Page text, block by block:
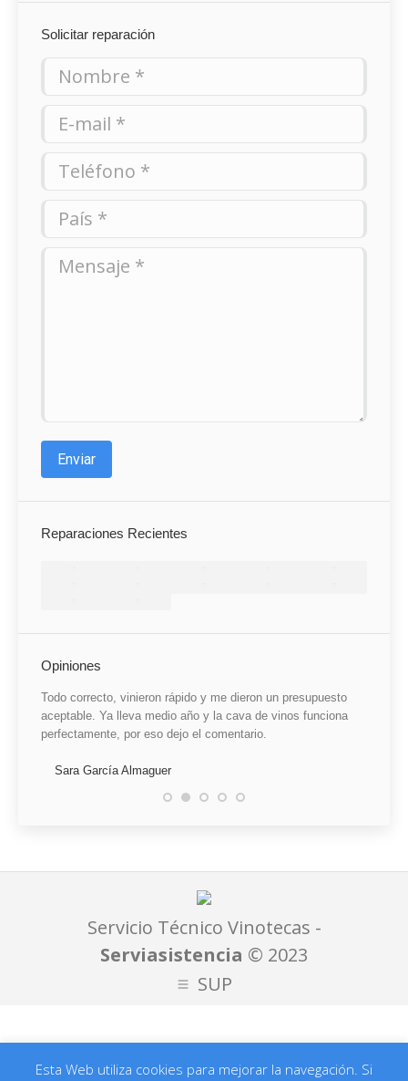
Solicitar reparación
Teléfono *
Enviar
Reparaciones Recientes
Opiniones
Todo correcto, vinieron rápido y me dieron un presupuesto
aceptable. Ya lleva medio año y la cava de vinos funciona
perfectamente, por eso dejo el comentario.
Sara García Almaguer
Servicio Técnico Vinotecas -
Serviasistencia © 2023
SUP
Esta Web utiliza cookies para mejorar la navegación. Si